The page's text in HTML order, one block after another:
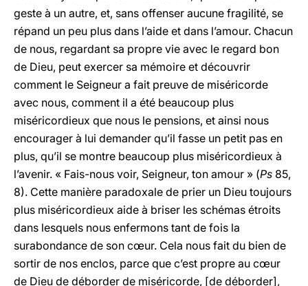
geste à un autre, et, sans offenser aucune fragilité, se
répand un peu plus dans l’aide et dans l’amour. Chacun
de nous, regardant sa propre vie avec le regard bon
de Dieu, peut exercer sa mémoire et découvrir
comment le Seigneur a fait preuve de miséricorde
avec nous, comment il a été beaucoup plus
miséricordieux que nous le pensions, et ainsi nous
encourager à lui demander qu’il fasse un petit pas en
plus, qu’il se montre beaucoup plus miséricordieux à
l’avenir. « Fais-nous voir, Seigneur, ton amour » (Ps 85,
8). Cette manière paradoxale de prier un Dieu toujours
plus miséricordieux aide à briser les schémas étroits
dans lesquels nous enfermons tant de fois la
surabondance de son cœur. Cela nous fait du bien de
sortir de nos enclos, parce que c’est propre au cœur
de Dieu de déborder de miséricorde, [de déborder],